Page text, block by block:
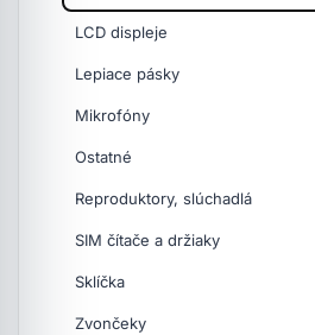
LCD displeje
Lepiace pásky
Mikrofóny
Ostatné
Reproduktory, slúchadlá
SIM čítače a držiaky
Sklíčka
Zvončeky